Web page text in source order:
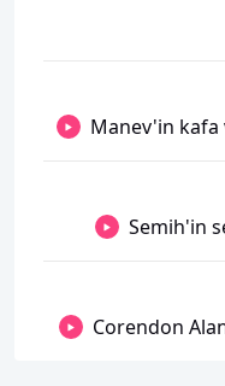
Manev'in kafa
Semih'in
Corendon